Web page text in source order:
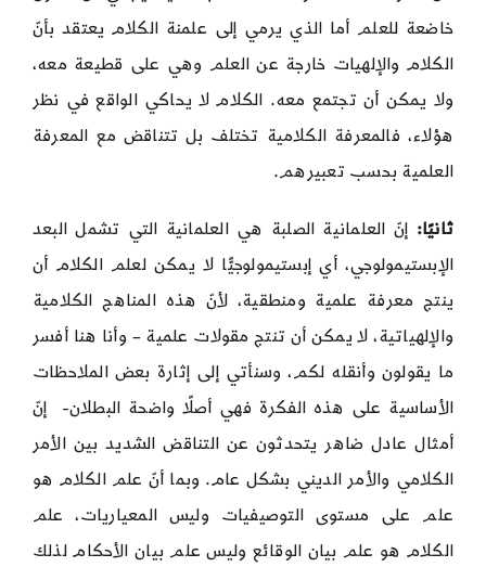
خاضعة للعلم أما الذي يرمي إلى علمنة الكلام يعتقد بأنّ
الكلام والإلهيات خارجة عن العلم وهي على قطيعة معه،
ولا يمكن أن تجتمع معه. الكلام لا يحاكي الواقع في نظر
هؤلاء، فالمعرفة الكلامية تختلف بل تتناقض مع المعرفة
العلمية بحسب تعبيرهم.
ثانيًا: إنّ العلمانية الصلبة هي العلمانية التي تشمل البعد
الإبستيمولوجي، أي إبستيمولوجيًّا لا يمكن لعلم الكلام أن
ينتج معرفة علمية ومنطقية، لأنّ هذه المناهج الكلامية
والإلهياتية، لا يمكن أن تنتج مقولات علمية – وأنا هنا أفسر
ما يقولون وأنقله لكم، وسنأتي إلى إثارة بعض الملاحظات
الأساسية على هذه الفكرة فهي أصلًا واضحة البطلان- إنّ
أمثال عادل ضاهر يتحدثون عن التناقض الشديد بين الأمر
الكلامي والأمر الديني بشكل عام. وبما أنّ علم الكلام هو
علم على مستوى التوصيفيات وليس المعياريات، علم
الكلام هو علم بيان الوقائع وليس علم بيان الأحكام لذلك